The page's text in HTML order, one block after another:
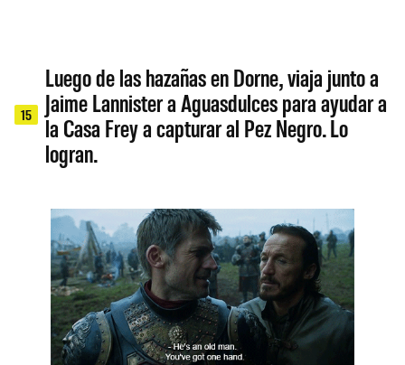
15
Luego de las hazañas en Dorne, viaja junto a
Jaime Lannister a Aguasdulces para ayudar a
la Casa Frey a capturar al Pez Negro. Lo
logran.